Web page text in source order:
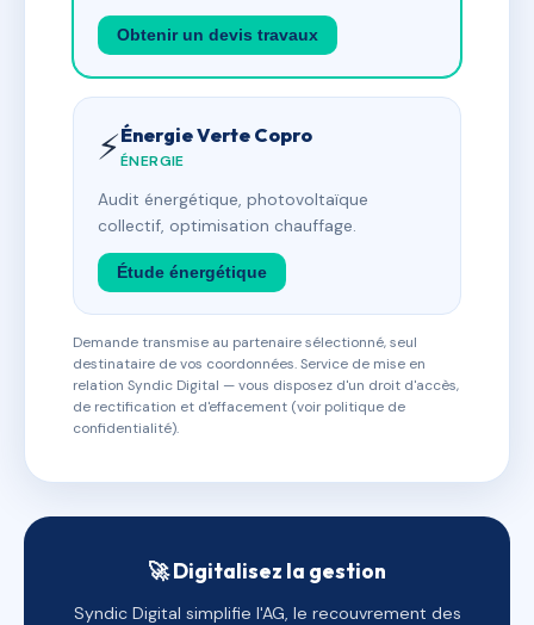
Obtenir un devis travaux
⚡Énergie Verte Copro
ÉNERGIE
Audit énergétique, photovoltaïque
collectif, optimisation chauffage.
Étude énergétique
Demande transmise au partenaire sélectionné, seul
destinataire de vos coordonnées. Service de mise en
relation Syndic Digital — vous disposez d'un droit d'accès,
de rectification et d'effacement (voir politique de
confidentialité).
🚀 Digitalisez la gestion
Syndic Digital simplifie l'AG, le recouvrement des